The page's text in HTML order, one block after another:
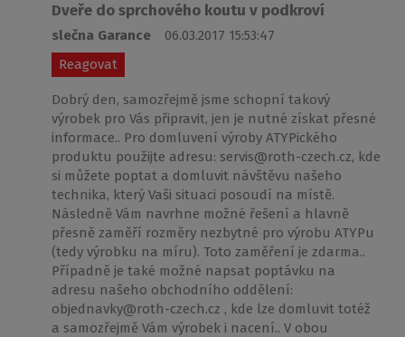
Dveře do sprchového koutu v podkroví
slečna Garance
06.03.2017 15:53:47
Reagovat
Dobrý den, samozřejmě jsme schopní takový
výrobek pro Vás připravit, jen je nutné získat přesné
informace.. Pro domluvení výroby ATYPického
produktu použijte adresu: servis@roth-czech.cz, kde
si můžete poptat a domluvit návštěvu našeho
technika, který Vaši situaci posoudí na místě.
Následně Vám navrhne možné řešení a hlavně
přesně zaměří rozměry nezbytné pro výrobu ATYPu
(tedy výrobku na míru). Toto zaměření je zdarma..
Případně je také možné napsat poptávku na
adresu našeho obchodního oddělení:
objednavky@roth-czech.cz , kde lze domluvit totéž
a samozřejmě Vám výrobek i nacení.. V obou